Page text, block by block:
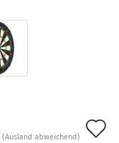
(Ausland abweichend)